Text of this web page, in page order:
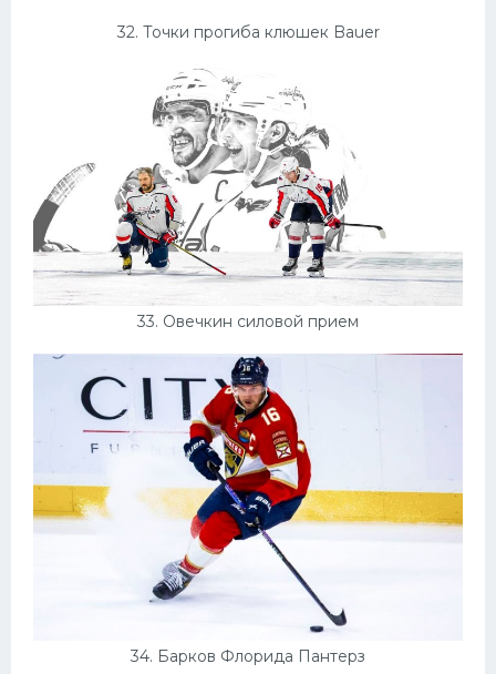
32. Точки прогиба клюшек Bauer
33. Овечкин силовой прием
34. Барков Флорида Пантерз